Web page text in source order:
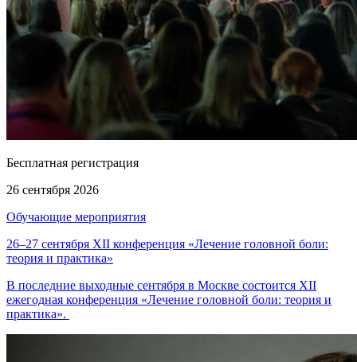
Бесплатная регистрация
26 сентября 2026
Обучающие мероприятия
26–27 сентября XII конференция «Лечение головной боли:
теория и практика»
В последние выходные сентября в Москве состоится XII
ежегодная конференция «Лечение головной боли: теория и
практика».